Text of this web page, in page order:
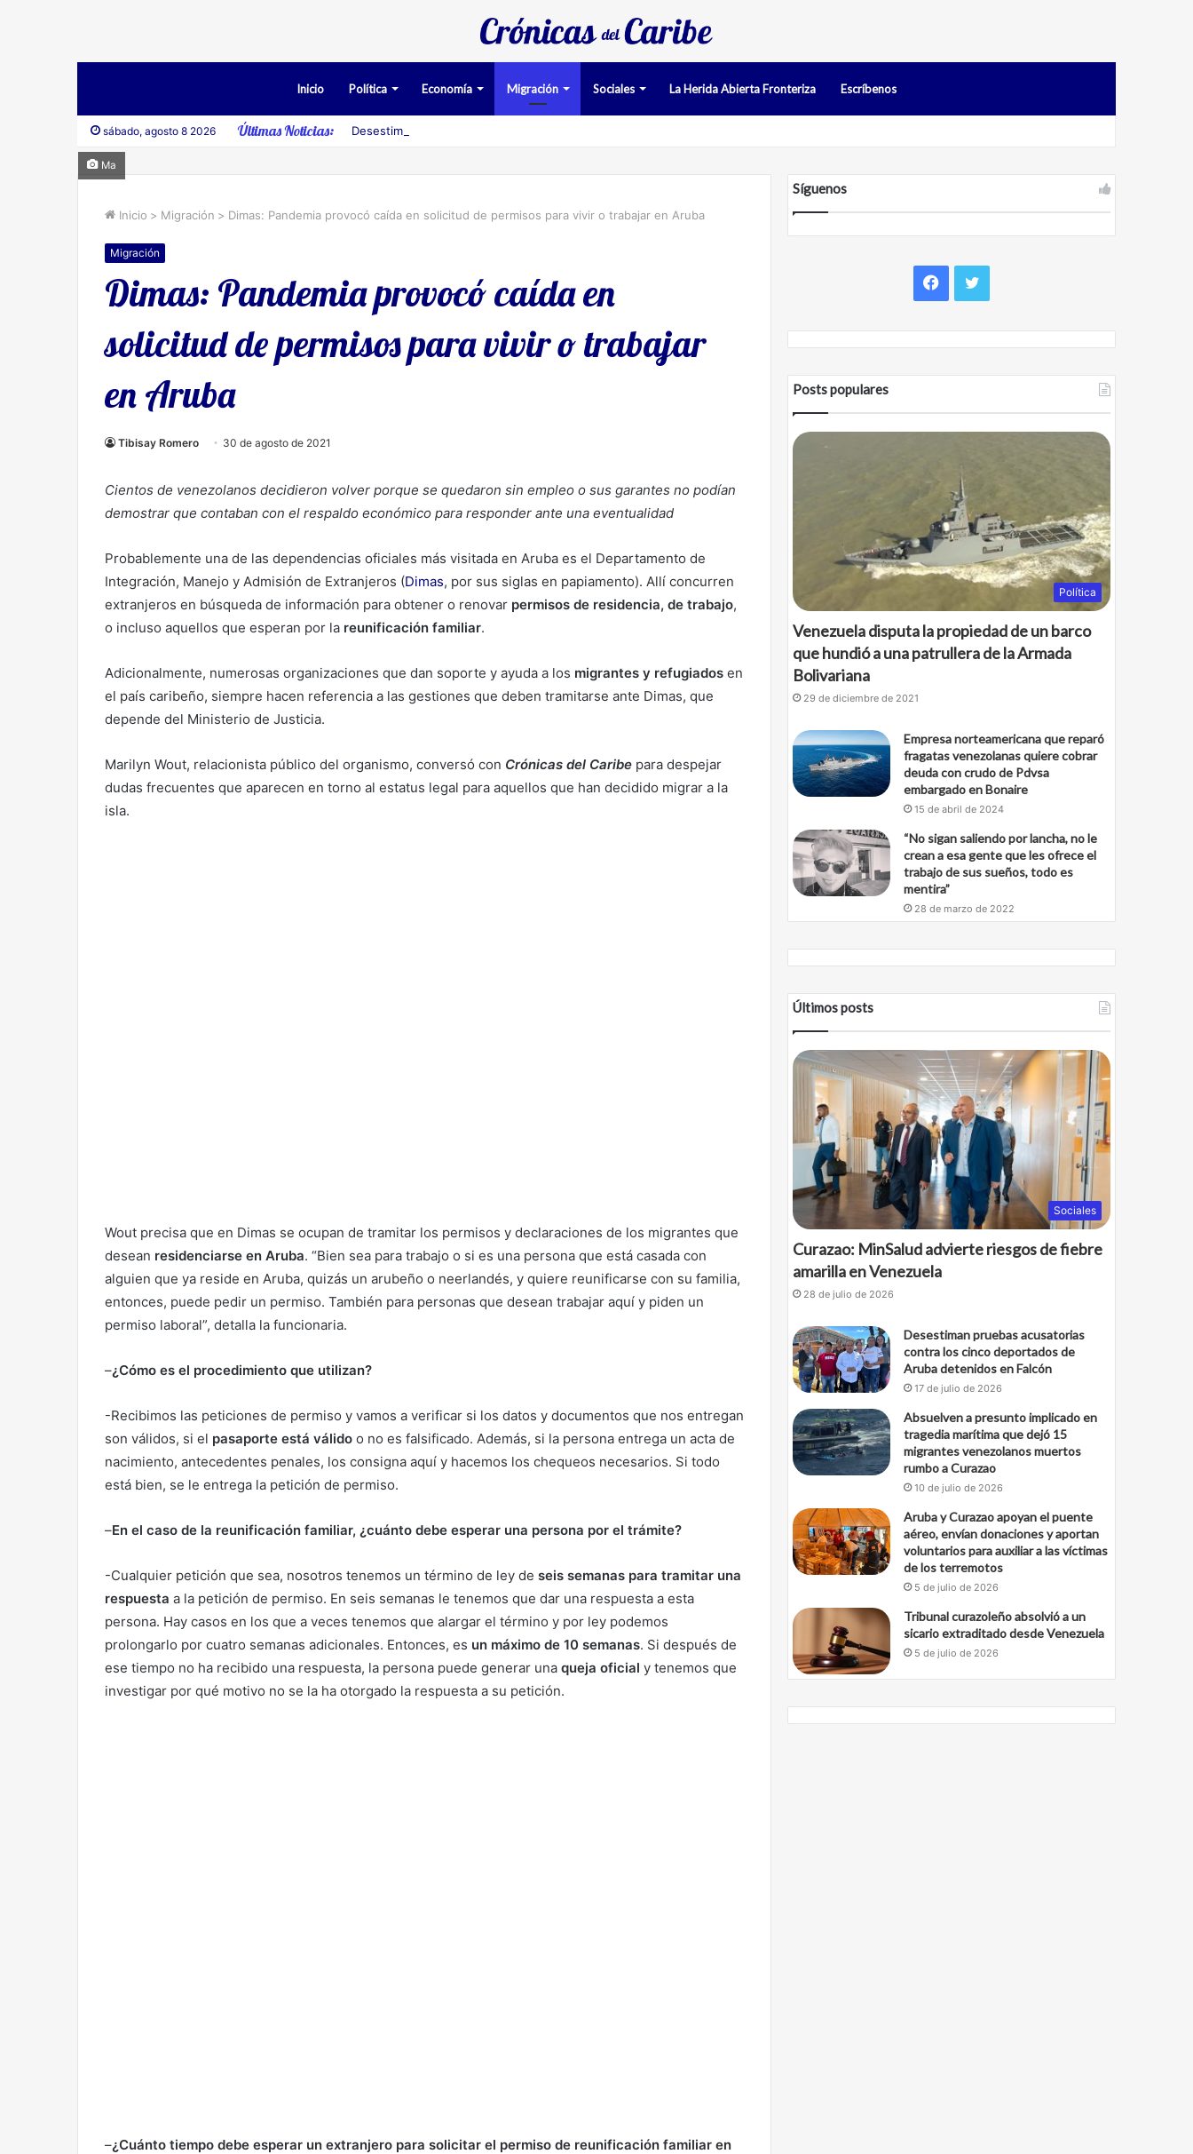
Inicio Política Economía Migración Sociales La Herida Abierta Fronteriza Escríbenos
sábado, agosto 8 2026 Últimas Noticias: Desestiman pruebas acusatorias contra los cinco deportados de Aruba detenidos en Falcón
Ma
Inicio > Migración > Dimas: Pandemia provocó caída en solicitud de permisos para vivir o trabajar en Aruba
Migración
Dimas: Pandemia provocó caída en
solicitud de permisos para vivir o trabajar
en Aruba
Tibisay Romero 30 de agosto de 2021
Cientos de venezolanos decidieron volver porque se quedaron sin empleo o sus garantes no podían
demostrar que contaban con el respaldo económico para responder ante una eventualidad
Probablemente una de las dependencias oficiales más visitada en Aruba es el Departamento de
Integración, Manejo y Admisión de Extranjeros (Dimas, por sus siglas en papiamento). Allí concurren
extranjeros en búsqueda de información para obtener o renovar permisos de residencia, de trabajo,
o incluso aquellos que esperan por la reunificación familiar.
Adicionalmente, numerosas organizaciones que dan soporte y ayuda a los migrantes y refugiados en
el país caribeño, siempre hacen referencia a las gestiones que deben tramitarse ante Dimas, que
depende del Ministerio de Justicia.
Marilyn Wout, relacionista público del organismo, conversó con Crónicas del Caribe para despejar
dudas frecuentes que aparecen en torno al estatus legal para aquellos que han decidido migrar a la
isla.
Wout precisa que en Dimas se ocupan de tramitar los permisos y declaraciones de los migrantes que
desean residenciarse en Aruba. “Bien sea para trabajo o si es una persona que está casada con
alguien que ya reside en Aruba, quizás un arubeño o neerlandés, y quiere reunificarse con su familia,
entonces, puede pedir un permiso. También para personas que desean trabajar aquí y piden un
permiso laboral”, detalla la funcionaria.
–¿Cómo es el procedimiento que utilizan?
-Recibimos las peticiones de permiso y vamos a verificar si los datos y documentos que nos entregan
son válidos, si el pasaporte está válido o no es falsificado. Además, si la persona entrega un acta de
nacimiento, antecedentes penales, los consigna aquí y hacemos los chequeos necesarios. Si todo
está bien, se le entrega la petición de permiso.
–En el caso de la reunificación familiar, ¿cuánto debe esperar una persona por el trámite?
-Cualquier petición que sea, nosotros tenemos un término de ley de seis semanas para tramitar una
respuesta a la petición de permiso. En seis semanas le tenemos que dar una respuesta a esta
persona. Hay casos en los que a veces tenemos que alargar el término y por ley podemos
prolongarlo por cuatro semanas adicionales. Entonces, es un máximo de 10 semanas. Si después de
ese tiempo no ha recibido una respuesta, la persona puede generar una queja oficial y tenemos que
investigar por qué motivo no se la ha otorgado la respuesta a su petición.
–¿Cuánto tiempo debe esperar un extranjero para solicitar el permiso de reunificación familiar en
Síguenos
Facebook
Twitter
Posts populares
Política
Venezuela disputa la propiedad de un barco
que hundió a una patrullera de la Armada
Bolivariana
29 de diciembre de 2021
Empresa norteamericana que reparó
fragatas venezolanas quiere cobrar
deuda con crudo de Pdvsa
embargado en Bonaire
15 de abril de 2024
“No sigan saliendo por lancha, no le
crean a esa gente que les ofrece el
trabajo de sus sueños, todo es
mentira”
28 de marzo de 2022
Últimos posts
Sociales
Curazao: MinSalud advierte riesgos de fiebre
amarilla en Venezuela
28 de julio de 2026
Desestiman pruebas acusatorias
contra los cinco deportados de
Aruba detenidos en Falcón
17 de julio de 2026
Absuelven a presunto implicado en
tragedia marítima que dejó 15
migrantes venezolanos muertos
rumbo a Curazao
10 de julio de 2026
Aruba y Curazao apoyan el puente
aéreo, envían donaciones y aportan
voluntarios para auxiliar a las víctimas
de los terremotos
5 de julio de 2026
Tribunal curazoleño absolvió a un
sicario extraditado desde Venezuela
5 de julio de 2026